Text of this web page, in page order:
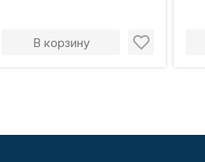
В корзину